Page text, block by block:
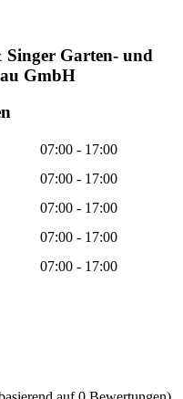
Garten- und
GmbH
07:00 - 17:00
07:00 - 17:00
07:00 - 17:00
07:00 - 17:00
07:00 - 17:00